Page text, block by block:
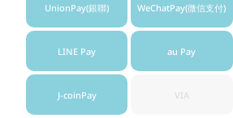
UnionPay(銀聯) WeChatPay(微信支付)
LINE Pay au Pay
J-coinPay VIA